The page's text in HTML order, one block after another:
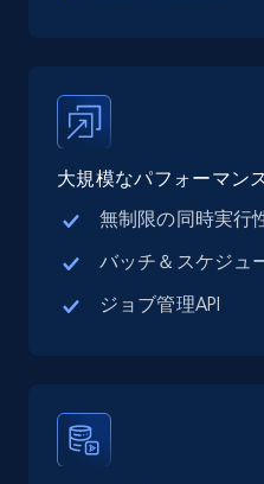
more.
13.2K+
Google Maps
13.2K+
大規模なパフォーマン
無制限の同時実行
バッチ＆スケジュ
ジョブ管理API